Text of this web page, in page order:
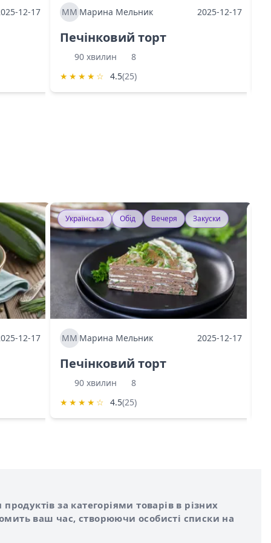
12-17 МММарина Мельник 2025-12-17
Печінковий торт
90 хвилин
8
★ ★ ★ ★ ☆ 4.5(25)
12-17
Українська Обід Вечеря Закуски
МММарина Мельник 2025-12-17
Печінковий торт
90 хвилин
8
★ ★ ★ ★ ☆ 4.5(25)
за категоріями товарів в різних
ваш час, створюючи особисті списки на